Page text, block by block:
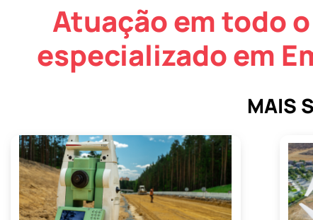
Atuação em todo
especializado em
MAIS